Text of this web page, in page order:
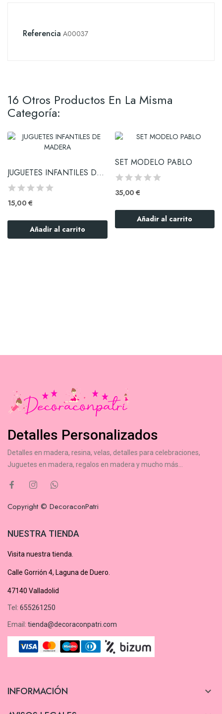
Referencia A00037
16 Otros Productos En La Misma
Categoría:
JUGUETES INFANTILES DE MADERA
15,00 €
Añadir al carrito
SET MODELO PABLO
35,00 €
Añadir al carrito
Detalles Personalizados
Detalles en madera, resina, velas, detalles para celebraciones,
Juguetes en madera, regalos en madera y mucho más...
Copyright © DecoraconPatri
NUESTRA TIENDA
Visita nuestra tienda.
Calle Gorrión 4, Laguna de Duero.
47140 Valladolid
Tel: 655261250
Email: tienda@decoraconpatri.com
INFORMACIÓN 